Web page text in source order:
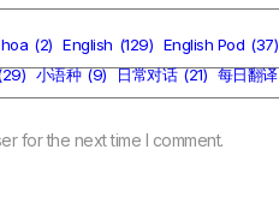
for the next time I comment.
(2) English (129) English Pod (37)
小语种 (9) 日常对话 (21) 每日翻译